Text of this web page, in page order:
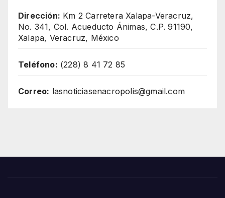
Dirección: Km 2 Carretera Xalapa-Veracruz,
No. 341, Col. Acueducto Ánimas, C.P. 91190,
Xalapa, Veracruz, México
Teléfono: (228) 8 41 72 85
Correo: lasnoticiasenacropolis@gmail.com